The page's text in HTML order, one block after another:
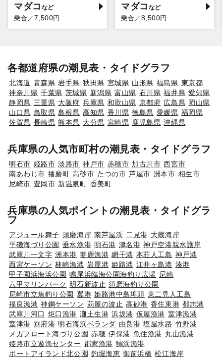
マダコ
乗合／ 7,500円
マダコ
乗合／ 8,500円
各都道府県の潮見表・タイドグラフ
北海道 青森県 岩手県 秋田県 宮城県 山形県 福島県 東京都
神奈川県 千葉県 茨城県 新潟県 富山県 石川県 福井県 愛知県
静岡県 三重県 大阪府 兵庫県 和歌山県 京都府 広島県 岡山県
山口県 鳥取県 島根県 高知県 香川県 徳島県 愛媛県 福岡県
佐賀県 長崎県 熊本県 大分県 宮崎県 鹿児島県 沖縄県
兵庫県の人気市町村の潮見表・タイドグラフ
明石市 姫路市 淡路市 神戸市 赤穂市 加古川市 西宮市
南あわじ市 播磨町 高砂市 たつの市 芦屋市 洲本市 相生市
尼崎市 豊岡市 新温泉町 香美町
兵庫県の人気ポイントの潮見表・タイドグラ
フ
アジュール舞子 須磨海岸 南芦屋浜 二見港 大蔵海岸
平磯海づり公園 垂水漁港 明石港 津名港 神戸空港親水護岸
武庫川一文字 洲本港 妻鹿漁港 網干港 本荘人工島 神戸港
西宮ケーソン 林崎漁港 岩屋港 姫路港 江井ヶ島港 湊港
甲子園浜海浜公園 鳴尾浜臨海公園海釣り広場 尼崎
六甲マリンパーク 明石新波止 須磨海釣り公園
尼崎市立魚釣り公園 翼港 姫路港中島埠頭 東二見人工島
福良漁港 神鋼ケーソン 苅屋の波止 高砂港 香住東港 都志港
武庫川河口 炬口漁港 灘土生港 浜坂港 仮屋漁港 室津漁港
室津港 別府港 明石海浜ベランダ 由良港 塩屋水路 竹野港
メガフロート海づり公園 赤穂 伊保港 魚住漁港 丸山漁港
姫路市立遊漁センター 郡家漁港 鰯浜漁港
ポートアイランド北公園 釣堀海恵 御前浜橋 松江海岸